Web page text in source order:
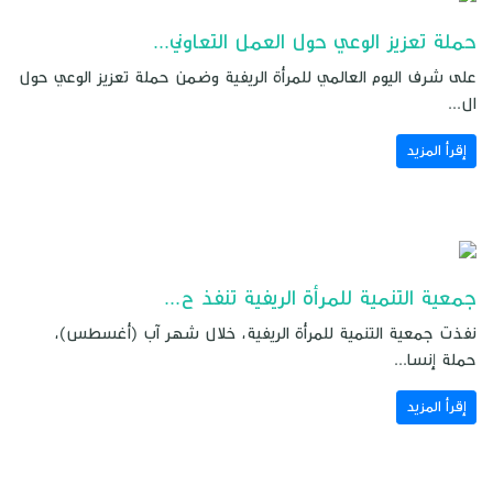
حملة تعزيز الوعي حول العمل التعاوني...
على شرف اليوم العالمي للمرأة الريفية وضمن حملة تعزيز الوعي حول
ال...
إقرأ المزيد
جمعية التنمية للمرأة الريفية تنفذ ح...
نفذت جمعية التنمية للمرأة الريفية، خلال شهر آب (أغسطس)،
حملة إنسا...
إقرأ المزيد